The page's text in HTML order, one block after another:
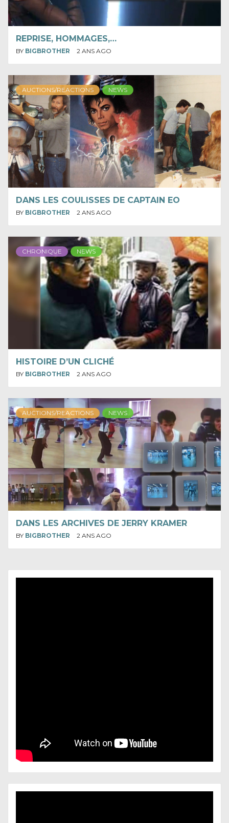
REPRISE, HOMMAGES,…
BY BIGBROTHER 2 ANS AGO
AUCTIONS/REACTIONS NEWS
DANS LES COULISSES DE CAPTAIN EO
BY BIGBROTHER 2 ANS AGO
CHRONIQUE NEWS
HISTOIRE D’UN CLICHÉ
BY BIGBROTHER 2 ANS AGO
AUCTIONS/REACTIONS NEWS
DANS LES ARCHIVES DE JERRY KRAMER
BY BIGBROTHER 2 ANS AGO